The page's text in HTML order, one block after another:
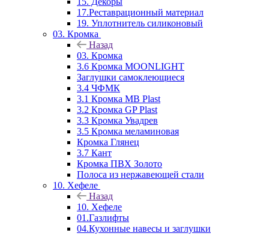
17.Реставрационный материал
19. Уплотнитель силиконовый
03. Кромка
Назад
03. Кромка
3.6 Кромка MOONLIGHT
Заглушки самоклеющиеся
3.4 ЧФМК
3.1 Кромка MB Plast
3.2 Кромка GP Plast
3.3 Кромка Увадрев
3.5 Кромка меламиновая
Кромка Глянец
3.7 Кант
Кромка ПВХ Золото
Полоса из нержавеющей стали
10. Хефеле
Назад
10. Хефеле
01.Газлифты
04.Кухонные навесы и заглушки